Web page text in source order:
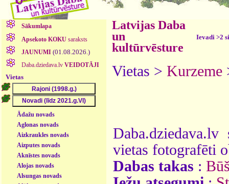
Sākumlapa
Apsekoto KOKUsaraksts
JAUNUMI (01.08.2026.)
Daba.dziedava.lv VEIDOTĀJI
Vietas
Ādažu novads
Aglonas novads
Aizkraukles novads
Aizputes novads
Aknīstes novads
Alojas novads
Alsungas novads
Latvijas Daba
un
kultūrvēsture
Ievadi >2
Vietas > Kurzeme
vietas fotografēti
Dabas takas :